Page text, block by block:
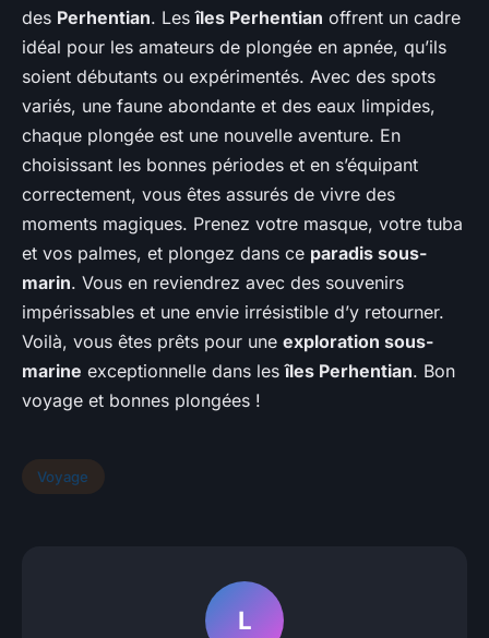
des Perhentian. Lesîles Perhentian offrent un cadre
idéal pour les amateurs de plongée en apnée, qu’ils
soient débutants ou expérimentés. Avec des spots
variés, une faune abondante et des eaux limpides,
chaque plongée est une nouvelle aventure. En
choisissant les bonnes périodes et en s’équipant
correctement, vous êtes assurés de vivre des
moments magiques. Prenez votre masque, votre tuba
et vos palmes, et plongez dans ce paradis sous-
marin. Vous en reviendrez avec des souvenirs
impérissables et une envie irrésistible d’y retourner.
Voilà, vous êtes prêts pour une exploration sous-
marine exceptionnelle dans lesîles Perhentian. Bon
voyage et bonnes plongées !
Voyage
L